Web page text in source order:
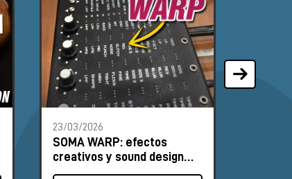
23/03/2026
SOMA WARP: efectos
creativos y sound design
audio